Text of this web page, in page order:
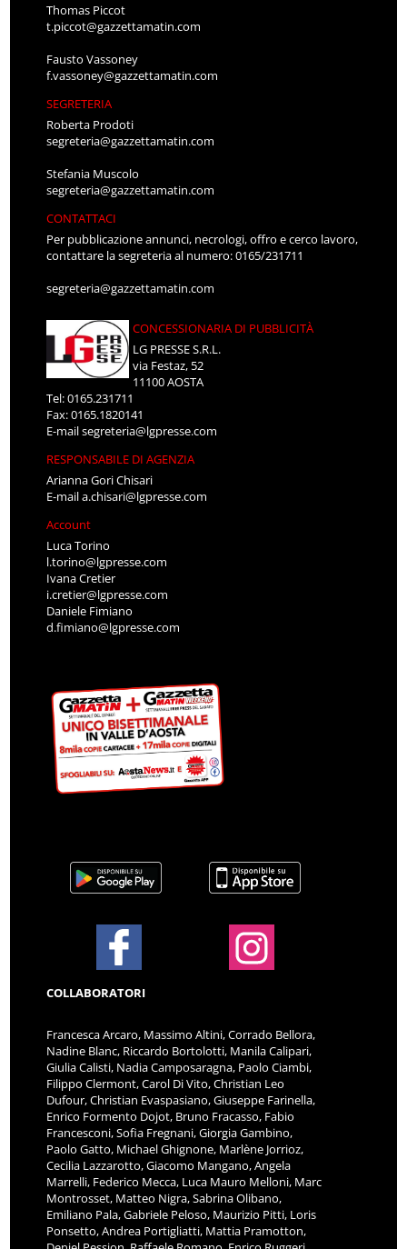
Thomas Piccot
t.piccot@gazzettamatin.com
Fausto Vassoney
f.vassoney@gazzettamatin.com
SEGRETERIA
Roberta Prodoti
segreteria@gazzettamatin.com
Stefania Muscolo
segreteria@gazzettamatin.com
CONTATTACI
Per pubblicazione annunci, necrologi, offro e cerco lavoro,
contattare la segreteria al numero: 0165/231711
segreteria@gazzettamatin.com
CONCESSIONARIA DI PUBBLICITÀ
LG PRESSE S.R.L.
via Festaz, 52
11100 AOSTA
Tel: 0165.231711
Fax: 0165.1820141
E-mailsegreteria@lgpresse.com
RESPONSABILE DI AGENZIA
Arianna Gori Chisari
E-maila.chisari@lgpresse.com
Account
Luca Torino
l.torino@lgpresse.com
Ivana Cretier
i.cretier@lgpresse.com
Daniele Fimiano
d.fimiano@lgpresse.com
COLLABORATORI
Francesca Arcaro, Massimo Altini, Corrado Bellora,
Nadine Blanc, Riccardo Bortolotti, Manila Calipari,
Giulia Calisti, Nadia Camposaragna, Paolo Ciambi,
Filippo Clermont, Carol Di Vito, Christian Leo
Dufour, Christian Evaspasiano, Giuseppe Farinella,
Enrico Formento Dojot, Bruno Fracasso, Fabio
Francesconi, Sofia Fregnani, Giorgia Gambino,
Paolo Gatto, Michael Ghignone, Marlène Jorrioz,
Cecilia Lazzarotto, Giacomo Mangano, Angela
Marrelli, Federico Mecca, Luca Mauro Melloni, Marc
Montrosset, Matteo Nigra, Sabrina Olibano,
Emiliano Pala, Gabriele Peloso, Maurizio Pitti, Loris
Ponsetto, Andrea Portigliatti, Mattia Pramotton,